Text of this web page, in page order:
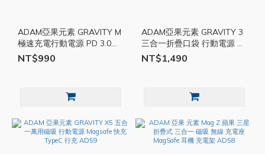
ADAM亞果元素 GRAVITY M
極速充電行動電源 PD 3.0
QC 3.0 10000mAh 行動快充
AD01
NT$990
ADAM亞果元素 GRAVITY 3
三合一折疊口袋 行動電源 直
插式 TypeC 快充 無線 行充
移動電源 AD60
NT$1,490